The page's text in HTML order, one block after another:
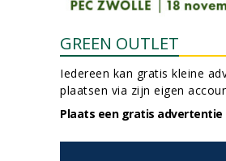
GREEN OUTLET
Iedereen kan gratis kleine
plaatsen via zijn eigen
Plaats een gratis advertentie